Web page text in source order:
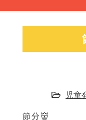
児童
節分👹